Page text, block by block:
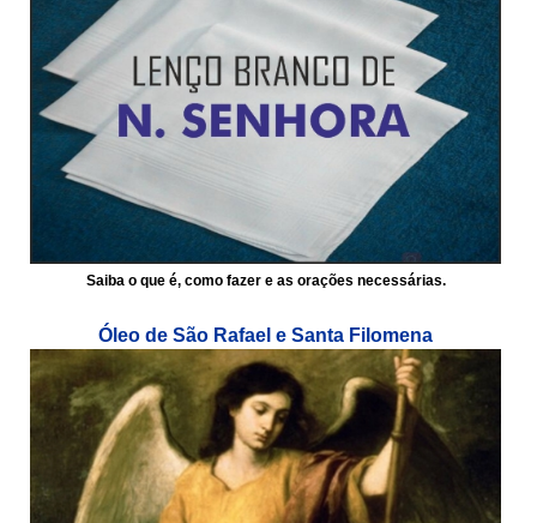
Saiba o que é, como fazer e as orações necessárias.
Óleo de São Rafael e Santa Filomena